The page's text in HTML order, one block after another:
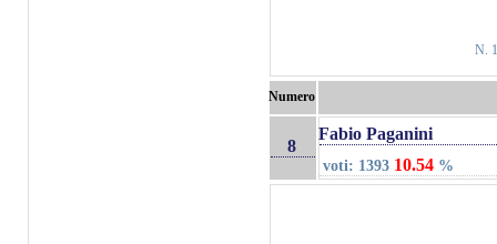
N.
Numero
8
Fabio Paganini
voti: 1393 10.54 %